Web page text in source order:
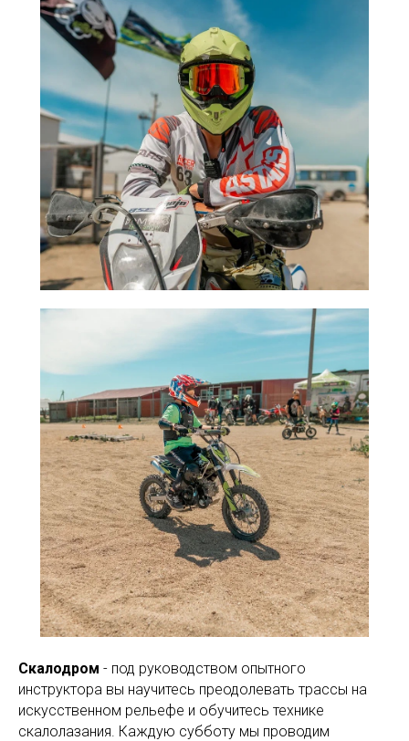
Скалодром - под руководством опытного
инструктора вы научитесь преодолевать трассы на
искусственном рельефе и обучитесь технике
скалолазания. Каждую субботу мы проводим